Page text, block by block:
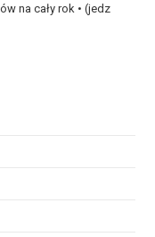
na cały rok • (jedz